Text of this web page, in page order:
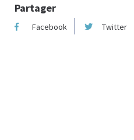
Partager
Facebook Twitter